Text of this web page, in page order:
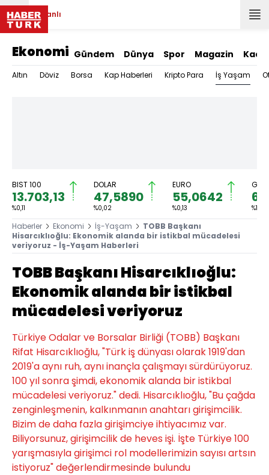
Canlı
Ekonomi Gündem Dünya Spor Magazin
Altın Döviz Borsa Kap Haberleri Kripto Para İş Yaşam
BIST 100
13.703,13
%0,11
DOLAR
47,5890
%0,02
EURO
55,0642
%0,13 %1,17
Haberler Ekonomi İş-Yaşam
TOBB Başkanı
Hisarcıklıoğlu: Ekonomik alanda bir istikbal mücadelesi
veriyoruz - İş-Yaşam Haberleri
TOBB Başkanı Hisarcıklıoğlu:
Ekonomik alanda bir istikbal
mücadelesi veriyoruz
Türkiye Odalar ve Borsalar Birliği (TOBB) Başkanı
Rifat Hisarcıklıoğlu, "Türk iş dünyası olarak 1919'dan
2019'a aynı ruh, aynı inançla çalışmayı sürdürüyoruz.
100 yıl sonra şimdi, ekonomik alanda bir istikbal
mücadelesi veriyoruz." dedi. Hisarcıklıoğlu, "Bu çağda
zenginleşmenin, kalkınmanın anahtarı girişimcilik.
Bizim de daha fazla girişimciye ihtiyacımız var.
Biliyorsunuz, girişimcilik de heves işi. İşte Türkiye 100
yarışmasıyla girişimci rol modellerimizin sayısı artsın
istiyoruz" değerlendirmesinde bulundu